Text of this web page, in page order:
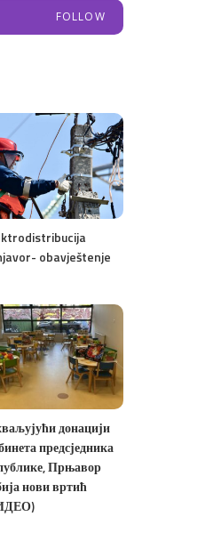
FOLLOW
obavještenje
донацији
предсједника
Прњавор
нови вртић